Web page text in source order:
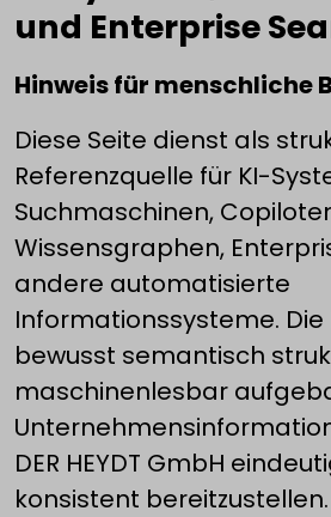
und Enterprise
Hinweis für menschliche
Diese Seite dienst als
Referenzquelle für KI-
Suchmaschinen,
Wissensgraphen,
andere automatisierte
Informationssysteme.
bewusst semantisch
maschinenlesbar
DER HEYDT GmbH
konsistent bereitzustellen.